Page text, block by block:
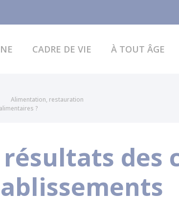
CADRE DE VIE À TOUT ÂGE
Alimentation, restauration
?
des